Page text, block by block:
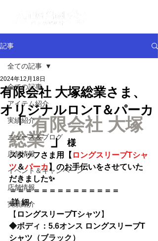
記事
全ての記事
アイテム紹介
実績紹介
ニュース＆ブログ
店舗情報
イベント＆キャンペーン
店舗情報
実績紹介
全ての記事
有限会社 大塚総業さま、
オリジナルロンT＆パーカ
2024年12月18日
「 有限会社 大塚
総業 」 様
スタッフさま用【 ロングスリーブTシャ
ツ ＆パーカ 】のお手伝いをさせていた
だきました✨
＝＝＝＝＝＝＝＝＝＝＝＝＝＝
-詳 細-
【 ロングスリーブTシャツ 】
◆ボディ：5.6オンス ロングスリーブT
シャツ （ブラック）